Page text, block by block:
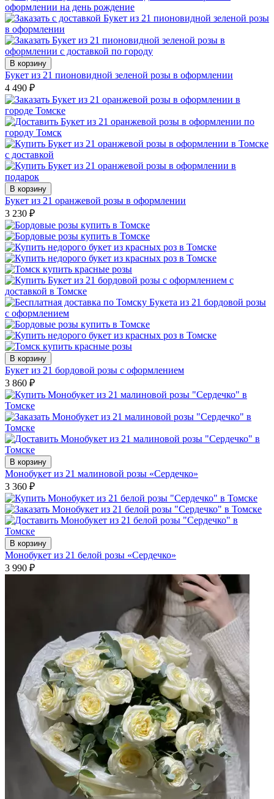
В корзину
Букет из 21 пионовидной зеленой розы в оформлении
4 490 ₽
В корзину
Букет из 21 оранжевой розы в оформлении
3 230 ₽
В корзину
Букет из 21 бордовой розы с оформлением
3 860 ₽
В корзину
Монобукет из 21 малиновой розы «Сердечко»
3 360 ₽
В корзину
Монобукет из 21 белой розы «Сердечко»
3 990 ₽